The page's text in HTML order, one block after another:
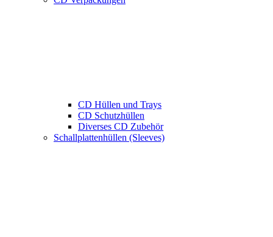
CD Hüllen und Trays
CD Schutzhüllen
Diverses CD Zubehör
Schallplattenhüllen (Sleeves)